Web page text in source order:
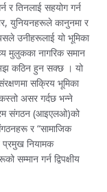
र तिनलाई सहयोग गर्न
युनियनहरूले कानुनमा र
उनीहरूलाई यो भूमिका
मुलुकका नागरिक समान
अझ कठिन हुन सक्छ । यो
सक्रिय भूमिका
कस्तो असर गर्दछ भन्ने
श्रम संगठन (आइएलओ)को
र “सामाजिक
नियामक
सम्मान गर्न द्विपक्षीय